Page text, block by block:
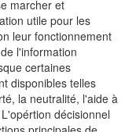
marcher et
utile pour les
leur fonctionnement
l'information
certaines
disponibles telles
la neutralité, l'aide à
décisionnel